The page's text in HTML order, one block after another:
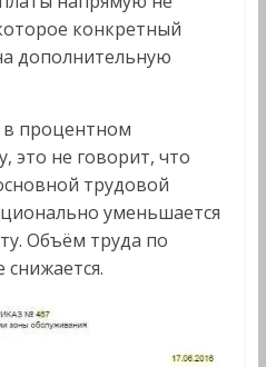
конкретный
дополнительную
в процентном
это не говорит, что
трудовой
уменьшается
Объём труда по